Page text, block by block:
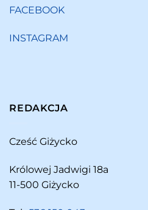
FACEBOOK
INSTAGRAM
REDAKCJA
Cześć Giżycko
Królowej Jadwigi 18a
11-500 Giżycko